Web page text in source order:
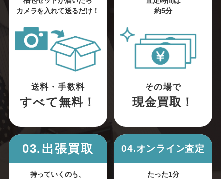
カメラを入れて送るだけ！
送料・手数料
すべて無料！
約5分
その場で
現金買取！
03.出張買取
持っていくのも、
04.オンライン査定
たった1分